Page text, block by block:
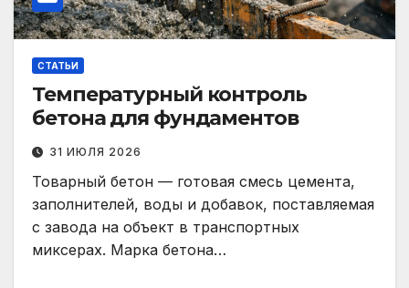
СТАТЬИ
Температурный контроль
бетона для фундаментов
31 ИЮЛЯ 2026
Товарный бетон — готовая смесь цемента,
заполнителей, воды и добавок, поставляемая
с завода на объект в транспортных
миксерах. Марка бетона…